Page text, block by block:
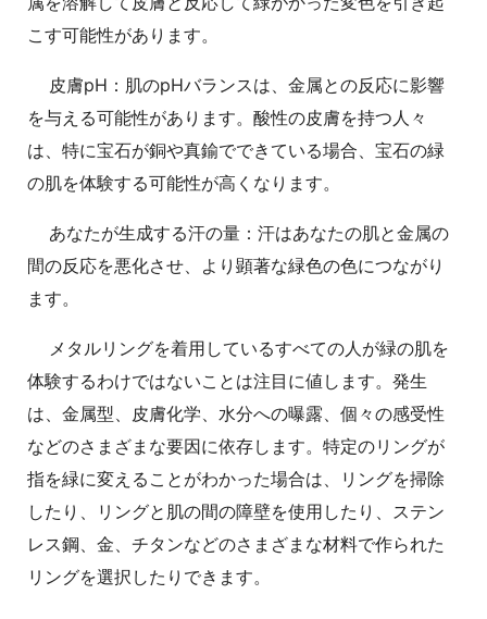
こす可能性があります。
皮膚pH：肌のpHバランスは、金属との反応に影響
を与える可能性があります。酸性の皮膚を持つ人々
は、特に宝石が銅や真鍮でできている場合、宝石の緑
の肌を体験する可能性が高くなります。
あなたが生成する汗の量：汗はあなたの肌と金属の
間の反応を悪化させ、より顕著な緑色の色につながり
ます。
メタルリングを着用しているすべての人が緑の肌を
体験するわけではないことは注目に値します。発生
は、金属型、皮膚化学、水分への曝露、個々の感受性
などのさまざまな要因に依存します。特定のリングが
指を緑に変えることがわかった場合は、リングを掃除
したり、リングと肌の間の障壁を使用したり、ステン
レス鋼、金、チタンなどのさまざまな材料で作られた
リングを選択したりできます。